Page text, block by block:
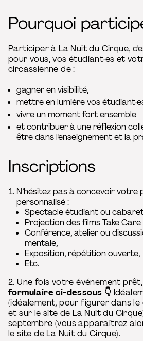
Pourquoi
Participer à La Nuit du Cirque,
pour vous, vos étudiant·es et
circassienne de :
gagner en visibilité,
mettre en lumière vos
vivre un moment fort ensemble
et contribuer à une réflexion
être dans l'enseignement et la
Inscriptions
N’hésitez pas à concevoir
personnalisé :
Spectacle étudiant ou
Projection des films Take Care
Conférence, atelier ou
mentale,
Exposition, répétition ouverte,
Etc.
2. Une fois votre événement prêt,
formulaire ci-dessous 👇
(idéalement, pour figurer dans le
et sur le site de La Nuit du
septembre (vous apparaîtrez
le site de La Nuit du Cirque).